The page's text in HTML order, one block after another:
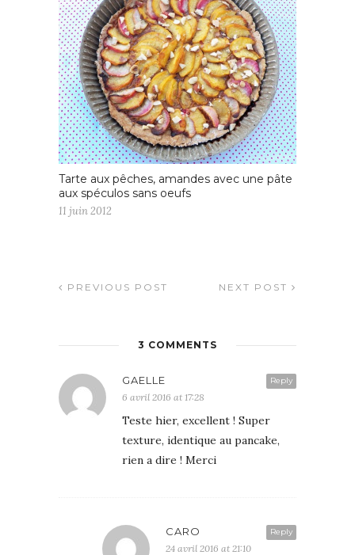
Tarte aux pêches, amandes avec une pâte
aux spéculos sans oeufs
11 juin 2012
PREVIOUS POST NEXT POST
3 COMMENTS
Reply
GAELLE
6 avril 2016 at 17:28
Teste hier, excellent ! Super
texture, identique au pancake,
rien a dire ! Merci
Reply
CARO
24 avril 2016 at 21:10